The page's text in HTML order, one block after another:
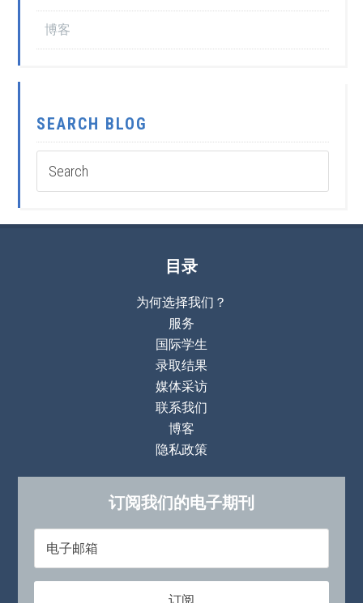
博客
SEARCH BLOG
目录
为何选择我们？
服务
国际学生
录取结果
媒体采访
联系我们
博客
隐私政策
订阅我们的电子期刊